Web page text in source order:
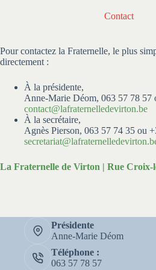
Contact
Pour contactez la Fraternelle, le plus
directement :
À la présidente,
Anne-Marie Déom, 063 57 78 57
contact@lafraternelledevirton.be
À la secrétaire,
Agnès Pierson, 063 57 74 35 ou
La Fraternelle de Virton | Rue Croix-
Présidente
Anne-Marie Déom
Téléphone :
063 57 78 57